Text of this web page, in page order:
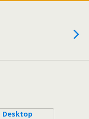
Desktop